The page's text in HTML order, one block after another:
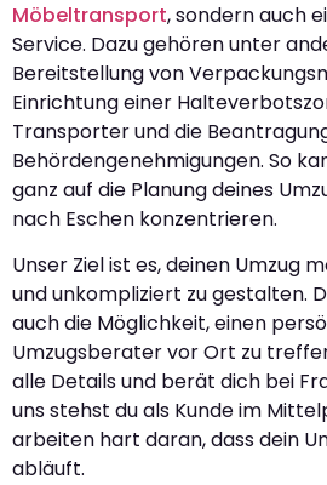
Möbeltransport, sondern auch
Service. Dazu gehören unter
Bereitstellung von
Einrichtung einer
Transporter und die
Behördengenehmigungen. So
ganz auf die Planung deines
nach Eschen konzentrieren.
Unser Ziel ist es, deinen Umzug
und unkompliziert zu gestalten.
auch die Möglichkeit, einen
Umzugsberater vor Ort zu
alle Details und berät dich bei
uns stehst du als Kunde im
arbeiten hart daran, dass dein
abläuft.